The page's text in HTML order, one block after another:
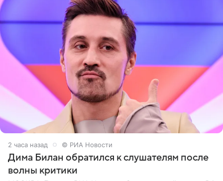
2 часа назад © РИА Новости
Дима Билан обратился к слушателям после
волны критики